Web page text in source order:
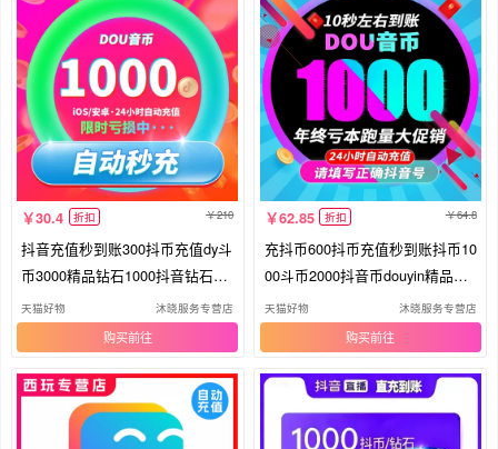
30.4 折扣 210
抖音充值秒到账300抖币充值dy斗
币3000精品钻石1000抖音钻石充
值
天猫好物 沐晓服务专营店
购买
62.85 折扣 64.8
充抖币600抖币充值秒到账抖币10
00斗币2000抖音币douyin精品钻
石
天猫好物 沐晓服务专营店
购买